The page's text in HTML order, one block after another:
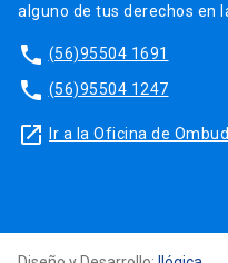
alguno de tus derechos en
phone (56)95504 1691
phone (56)95504 1247
launch Ir a la Oficina de